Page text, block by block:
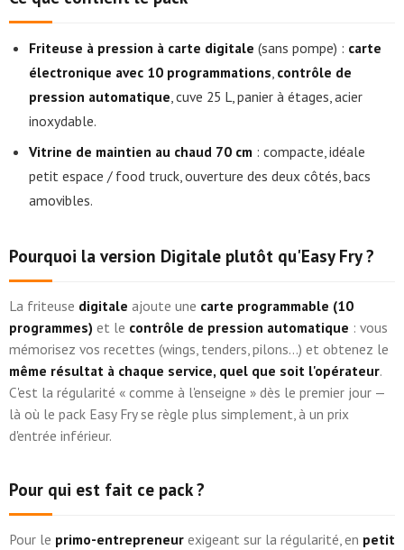
Friteuse à pression à carte digitale (sans pompe) : carte
électronique avec 10 programmations, contrôle de
pression automatique, cuve 25 L, panier à étages, acier
inoxydable.
Vitrine de maintien au chaud 70 cm : compacte, idéale
petit espace / food truck, ouverture des deux côtés, bacs
amovibles.
Pourquoi la version Digitale plutôt qu'Easy Fry ?
La friteuse digitale ajoute une carte programmable (10
programmes) et le contrôle de pression automatique : vous
mémorisez vos recettes (wings, tenders, pilons…) et obtenez le
même résultat à chaque service, quel que soit l'opérateur.
C'est la régularité « comme à l'enseigne » dès le premier jour —
là où le pack Easy Fry se règle plus simplement, à un prix
d'entrée inférieur.
Pour qui est fait ce pack ?
Pour le primo-entrepreneur exigeant sur la régularité, en petit